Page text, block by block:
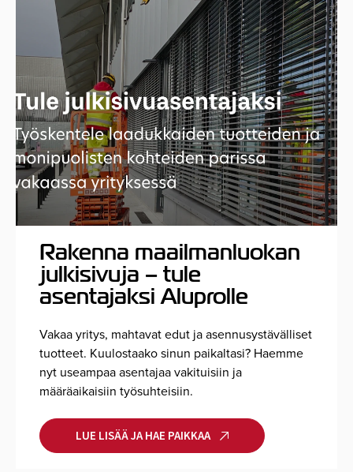
Rakenna maailmanluokan
julkisivuja – tule
asentajaksi Aluprolle
Vakaa yritys, mahtavat edut ja asennusystävälliset
tuotteet. Kuulostaako sinun paikaltasi? Haemme
nyt useampaa asentajaa vakituisiin ja
määräaikaisiin työsuhteisiin.
LUE LISÄÄ JA HAE PAIKKAA